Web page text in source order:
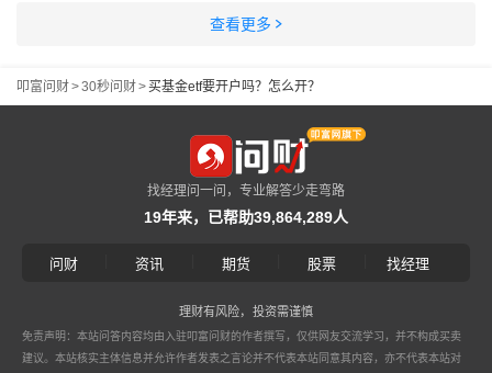
查看更多
叩富问财>30秒问财>买基金etf要开户吗？怎么开？
找经理问一问，专业解答少走弯路
19年来，已帮助39,864,289人
问财 资讯 期货 股票 找经理
理财有风险，投资需谨慎
免责声明：本站问答内容均由入驻叩富问财的作者撰写，仅供网友交流学习，并不构成买卖
建议。本站核实主体信息并允许作者发表之言论并不代表本站同意其内容，亦不代表本站对